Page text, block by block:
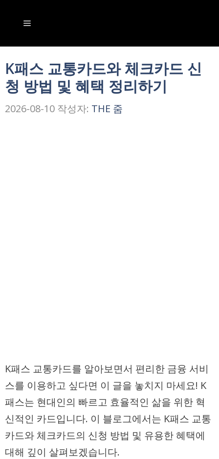
건
너
뛰
메
뉴
K패스 교통카드와 체크카드 신
청 방법 및 혜택 정리하기
2026-08-10 작성자: THE 줌
K패스 교통카드를 알아보면서 편리한 금융 서비
스를 이용하고 싶다면 이 글을 놓치지 마세요! K
패스는 현대인의 빠르고 효율적인 삶을 위한 혁
신적인 카드입니다. 이 블로그에서는 K패스 교통
카드와 체크카드의 신청 방법 및 유용한 혜택에
대해 깊이 살펴보겠습니다.